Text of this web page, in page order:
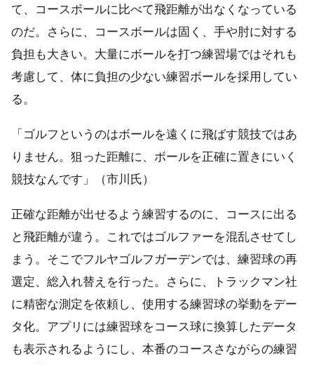
て、コースボールに比べて飛距離が出なくなっている
のだ。さらに、コースボールは固く、手や肘に対する
負担も大きい。大量にボールを打つ練習場ではそれも
考慮して、体に負担の少ない練習ボールを採用してい
る。
「ゴルフというのはボールを遠くに飛ばす競技ではあ
りません。狙った距離に、ボールを正確に置きにいく
競技なんです」（市川氏）
正確な距離が出せるよう練習するのに、コースに出る
と飛距離が違う。これではゴルファーを混乱させてし
まう。そこでフルヤゴルフガーデンでは、練習球の再
選定、総入れ替えを行った。さらに、トラックマン社
に精密な測定を依頼し、使用する練習球の挙動をデー
タ化。アプリには練習球をコース球に換算したデータ
も表示されるようにし、本番のコースさながらの練習